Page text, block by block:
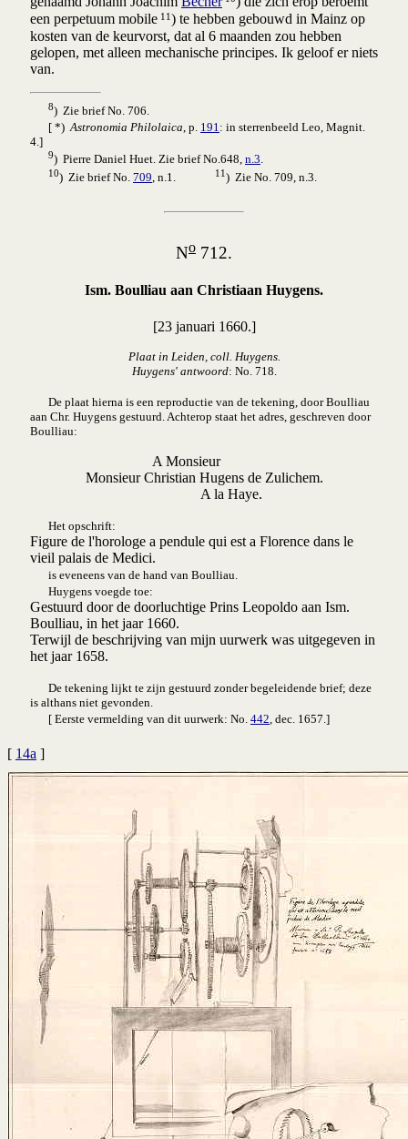
een perpetuum mobile 11) te hebben gebouwd in Mainz op
kosten van de keurvorst, dat al 6 maanden zou hebben
gelopen, met alleen mechanische principes. Ik geloof er niets
van.
8) Zie brief No. 706.
[ *)Astronomia Philolaica, p. 191: in sterrenbeeld Leo, Magnit.
4.]
9) Pierre Daniel Huet. Zie brief No.648, n.3.
10) Zie brief No. 709 , n.1. 11) Zie No. 709, n.3.
No 712.
Ism. Boulliau aan Christiaan Huygens.
[23 januari 1660.]
Plaat in Leiden, coll. Huygens.
Huygens' antwoord: No. 718.
De plaat hierna is een reproductie van de tekening, door Boulliau
aan Chr. Huygens gestuurd. Achterop staat het adres, geschreven door
Boulliau:
A Monsieur
Monsieur Christian Hugens de Zulichem.
A la Haye.
Het opschrift:
Figure de l'horologe a pendule qui est a Florence dans le
vieil palais de Medici.
is eveneens van de hand van Boulliau.
Huygens voegde toe:
Gestuurd door de doorluchtige Prins Leopoldo aan Ism.
Boulliau, in het jaar 1660.
Terwijl de beschrijving van mijn uurwerk was uitgegeven in
het jaar 1658.
De tekening lijkt te zijn gestuurd zonder begeleidende brief; deze
is althans niet gevonden.
[ Eerste vermelding van dit uurwerk: No. 442 , dec. 1657.]
[ 14a ]